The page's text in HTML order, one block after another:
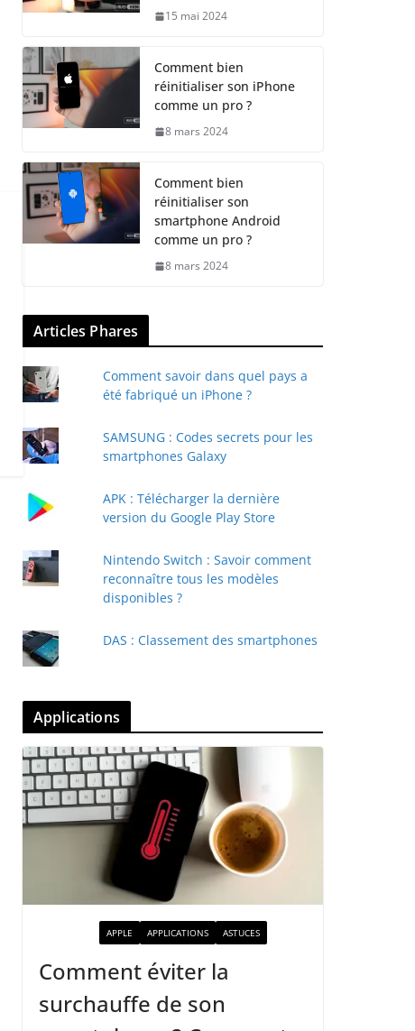
15 mai 2024
Comment bien
réinitialiser son iPhone
comme un pro ?
8 mars 2024
Comment bien
réinitialiser son
smartphone Android
comme un pro ?
8 mars 2024
Articles Phares
Comment savoir dans quel pays a
été fabriqué un iPhone ?
SAMSUNG : Codes secrets pour les
smartphones Galaxy
APK : Télécharger la dernière
version du Google Play Store
Nintendo Switch : Savoir comment
reconnaître tous les modèles
disponibles ?
DAS : Classement des smartphones
Applications
APPLE APPLICATIONS ASTUCES
Comment éviter la
surchauffe de son